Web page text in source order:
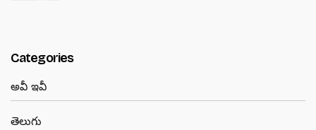
Categories
అవీ ఇవీ
తెలుగు